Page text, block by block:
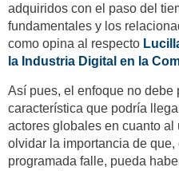
adquiridos con el paso del
fundamentales y los
como opina al respecto
la Industria Digital en la
Así pues, el enfoque no debe
característica que podría
actores globales en cuanto al
olvidar la importancia de
programada falle, pueda